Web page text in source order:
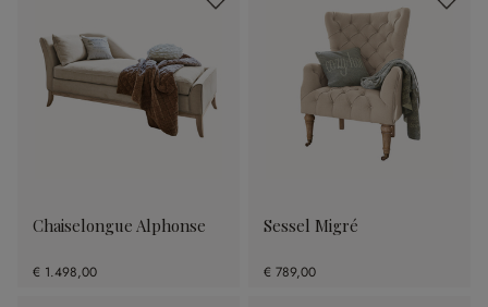
Chaiselongue Alphonse
€ 1.498,00
Sessel Migré
€ 789,00